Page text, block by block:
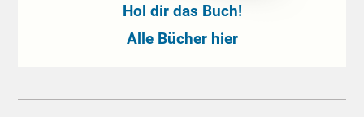
Hol dir das Buch!
Alle Bücher hier